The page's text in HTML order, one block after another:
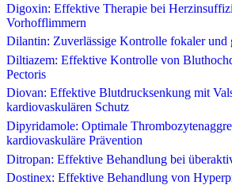
Digoxin: Effektive Therapie bei
Vorhofflimmern
Dilantin: Zuverlässige Kontrolle fokaler und
Diltiazem: Effektive Kontrolle von
Pectoris
Diovan: Effektive Blutdrucksenkung mit
kardiovaskulären Schutz
Dipyridamole: Optimale
kardiovaskuläre Prävention
Ditropan: Effektive Behandlung bei
Dostinex: Effektive Behandlung von